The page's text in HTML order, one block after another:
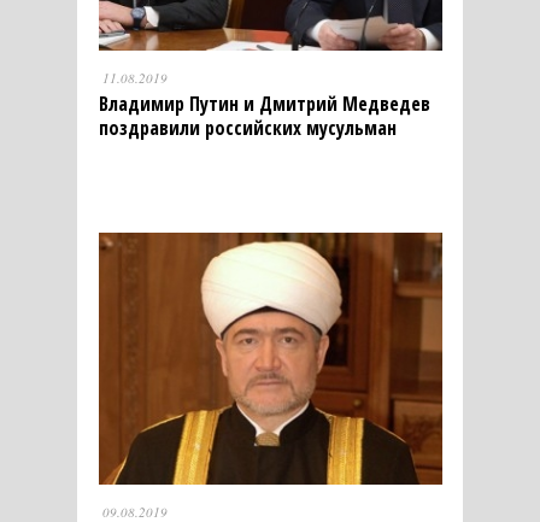
11.08.2019
Владимир Путин и Дмитрий Медведев
поздравили российских мусульман
09.08.2019